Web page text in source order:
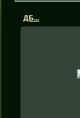
ДБ...
направляясь